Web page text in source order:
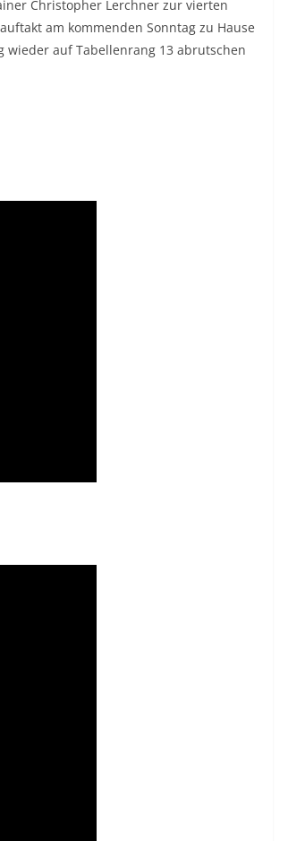
Christopher Lerchner zur vierten
am kommenden Sonntag zu Hause
wieder auf Tabellenrang 13 abrutschen